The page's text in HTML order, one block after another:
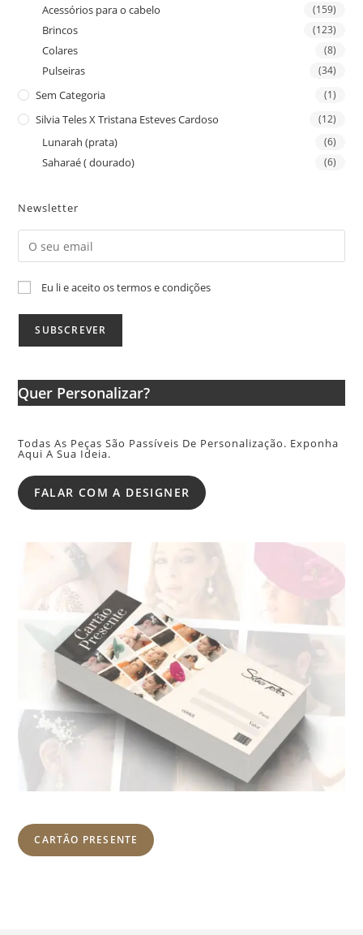
Acessórios para o cabelo (159)
Brincos (123)
Colares (8)
Pulseiras (34)
Sem Categoria (1)
Silvia Teles X Tristana Esteves Cardoso (12)
Lunarah (prata) (6)
Saharaé ( dourado) (6)
Newsletter
Eu li e aceito os termos e condições
Quer Personalizar?
Todas As Peças São Passíveis De Personalização. Exponha
Aqui A Sua Ideia.
FALAR COM A DESIGNER
CARTÃO PRESENTE